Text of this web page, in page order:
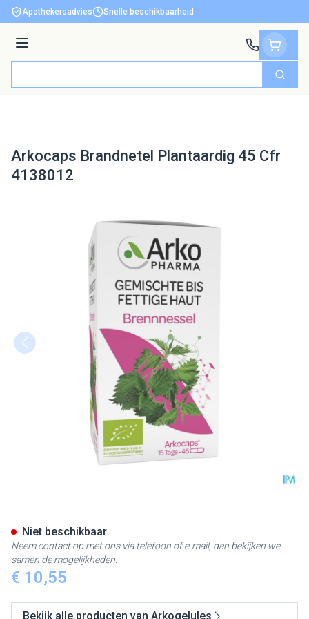
Ga naar de inhoud
Apothekersadvies Snelle beschikbaarheid
Menu
Product, merk, categorie... Zoek
Arkocaps Brandnetel Plantaardig 45 Cfr
4138012
€ 10,55
Niet beschikbaar
Neem contact op met ons via telefoon of e-mail, dan bekijken we
samen de mogelijkheden.
Bekijk alle producten van Arkogelules